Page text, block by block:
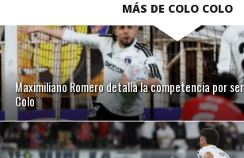
MÁS DE COLO COLO
Maximiliano Romero detalla la competencia por
Colo